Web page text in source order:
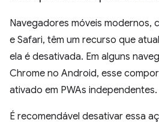
Navegadores móveis modernos,
e Safari, têm um recurso que
ela é desativada. Em alguns
Chrome no Android, esse
ativado em PWAs independentes.
É recomendável desativar essa